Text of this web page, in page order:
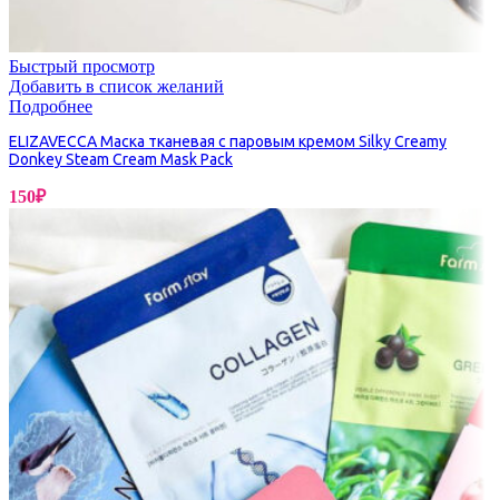
Быстрый просмотр
Добавить в список желаний
Подробнее
ELIZAVECCA Маска тканевая с паровым кремом Silky Creamy
Donkey Steam Cream Mask Pack
150₽